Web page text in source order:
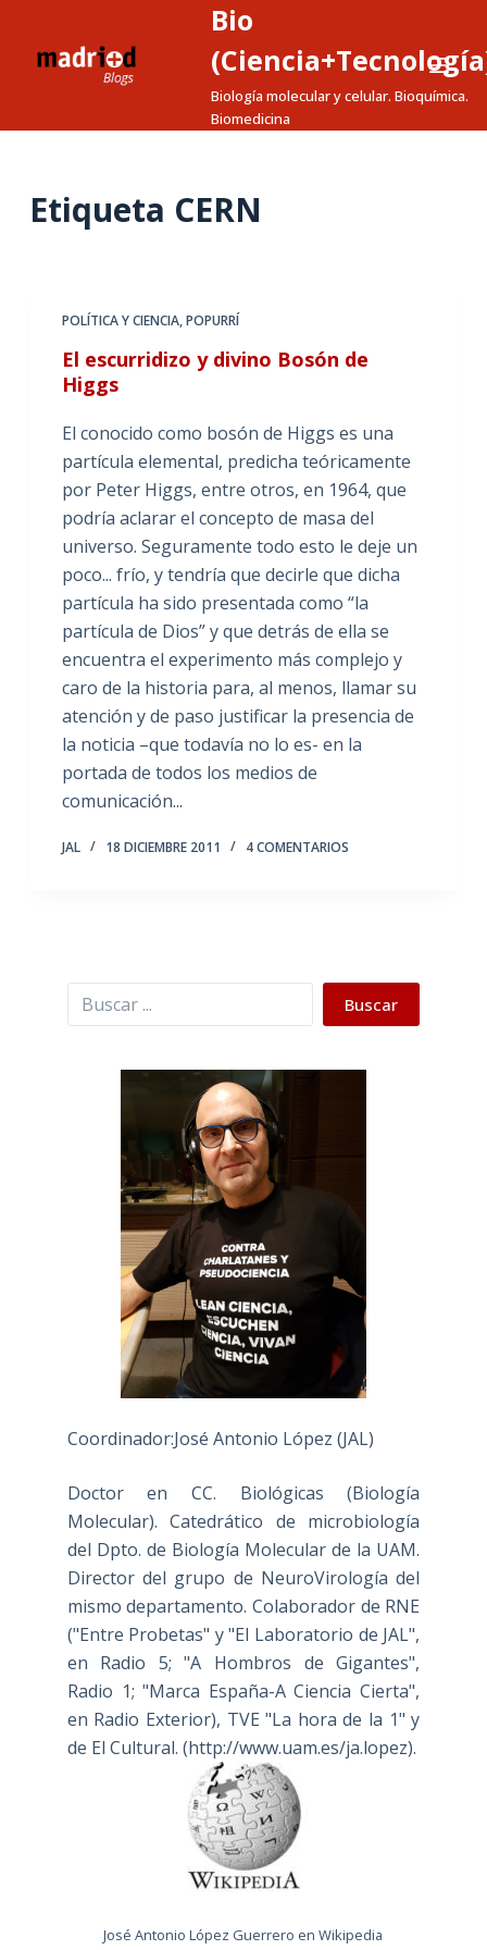
a
Bio
Biología molecular y celular. Bioquímica.
Biomedicina
Etiqueta CERN
POLÍTICA Y CIENCIA,POPURRÍ
El escurridizo y divino Bosón de
Higgs
El conocido como bosón de Higgs es una
partícula elemental, predicha teóricamente
por Peter Higgs, entre otros, en 1964, que
podría aclarar el concepto de masa del
universo. Seguramente todo esto le deje un
poco... frío, y tendría que decirle que dicha
partícula ha sido presentada como “la
partícula de Dios” y que detrás de ella se
encuentra el experimento más complejo y
caro de la historia para, al menos, llamar su
atención y de paso justificar la presencia de
la noticia –que todavía no lo es- en la
portada de todos los medios de
comunicación...
JAL 18 DICIEMBRE 2011 4 COMENTARIOS
Buscar Buscar
Coordinador:José Antonio López (JAL)
Doctor en CC. Biológicas (Biología
Molecular). Catedrático de microbiología
del Dpto. de Biología Molecular de la UAM.
Director del grupo de NeuroVirología del
mismo departamento. Colaborador de RNE
("Entre Probetas" y "El Laboratorio de JAL",
en Radio 5; "A Hombros de Gigantes",
Radio 1; "Marca España-A Ciencia Cierta",
en Radio Exterior), TVE "La hora de la 1" y
de El Cultural. (http://www.uam.es/ja.lopez).
José Antonio López Guerrero en Wikipedia